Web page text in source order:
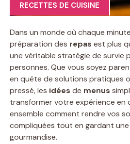
RECETTES DE CUISINE
Dans un monde où chaque
préparation des repas est plus
une véritable stratégie de survie
personnes. Que vous soyez
en quête de solutions pratiques
pressé, les idées de menus
transformer votre expérience en
ensemble comment rendre vos
compliquées tout en gardant
gourmandise.